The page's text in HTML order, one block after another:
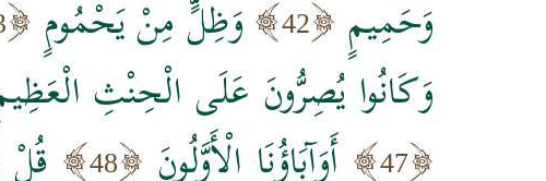
وَحَمِيمٍ
42 وَظِلٍّ مِنْ يَحْمُومٍ
وَكَانُوا يُصِرُّونَ عَلَى الْحِنْثِ
47 أَوَآبَاؤُنَا الْأَوَّلُونَ 48 قُلْ